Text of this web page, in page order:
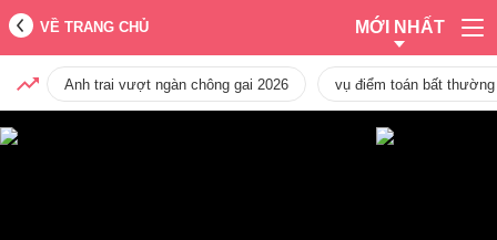
VỀ TRANG CHỦ MỚI NHẤT
Anh trai vượt ngàn chông gai 2026 vụ điểm toán bất